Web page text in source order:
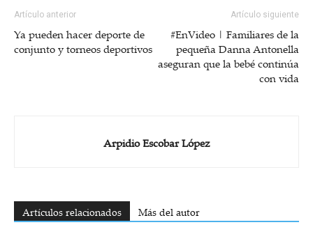
Artículo anterior
Ya pueden hacer deporte de
conjunto y torneos deportivos
Artículo siguiente
#EnVideo | Familiares de la
pequeña Danna Antonella
aseguran que la bebé continúa
con vida
Arpidio Escobar López
Artículos relacionados Más del autor